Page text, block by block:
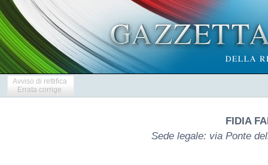
Avviso di rettifica
Errata corrige
FIDIA
Sede legale: via Ponte